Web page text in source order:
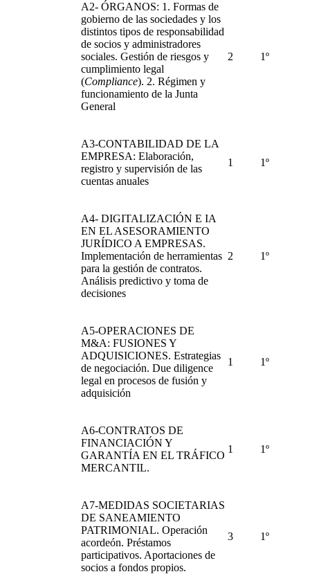
A2- ÓRGANOS: 1. Formas de
gobierno de las sociedades y los
distintos tipos de responsabilidad
de socios y administradores
sociales. Gestión de riesgos y
cumplimiento legal
(Compliance). 2. Régimen y
funcionamiento de la Junta
General
2 1º
A3-CONTABILIDAD DE LA
EMPRESA: Elaboración,
registro y supervisión de las
cuentas anuales
1 1º
A4- DIGITALIZACIÓN E IA
EN EL ASESORAMIENTO
JURÍDICO A EMPRESAS.
Implementación de herramientas
para la gestión de contratos.
Análisis predictivo y toma de
decisiones
2 1º
A5-OPERACIONES DE
M&A: FUSIONES Y
ADQUISICIONES. Estrategias
de negociación. Due diligence
legal en procesos de fusión y
adquisición
1 1º
A6-CONTRATOS DE
FINANCIACIÓN Y
GARANTÍA EN EL TRÁFICO
MERCANTIL.
1 1º
A7-MEDIDAS SOCIETARIAS
DE SANEAMIENTO
PATRIMONIAL. Operación
acordeón. Préstamos
participativos. Aportaciones de
socios a fondos propios.
3 1º